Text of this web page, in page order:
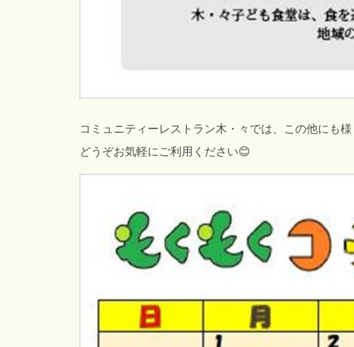
コミュニティーレストラン木・々では、この他にも様
どうぞお気軽にご利用ください😊